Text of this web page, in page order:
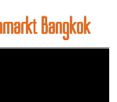
Bangkok